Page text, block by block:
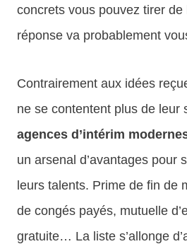
concrets vous pouvez tirer de
réponse va probablement
Contrairement aux idées
ne se contentent plus de leur
agences d’intérim
un arsenal d’avantages pour
leurs talents. Prime de fin de
de congés payés, mutuelle
gratuite… La liste s’allonge